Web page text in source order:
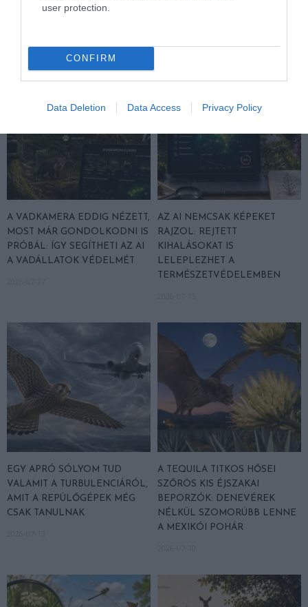
user protection.
CONFIRM
Data Deletion Data Access Privacy Policy
KORAI MÉG MINDENTUDÓNAK
2026-07-30 2026-07-28
A VADKAMERA EDDIG NÉZETT,
MOST MÁR GONDOLKODNI IS
PRÓBÁL: ÍGY SEGÍTHETI AZ AI
A VADÁLLATOK VÉDELMÉT
AZ AI NEMCSAK KÉPEKET
RAJZOL: REJTETT
KIHALÁSOKAT IS
LELEPLEZHET A
TERMÉSZETVÉDELEMBEN
EGY APRÓ SÓLYOM TUD
VALAMIT A TURBULENCIÁRÓL,
AMIT A REPÜLŐGÉPEK MÉG
CSAK TANULNAK
A TEQUILA TITKOS HŐSEI
SZŐRÖS KIS ÉJSZAKAI
BEPORZÓK: DENEVÉREK
NÉLKÜL SZOMORÚBB LENNE
A MEXIKÓI POHÁR